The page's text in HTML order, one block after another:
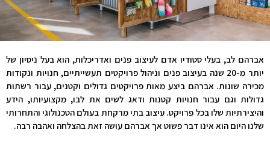
אברהם לב, בעלי סטודיו אדם לעיצוב פנים ואדריכלות, הוא בעל ניסיון של
יותר מ-20 שנה בעיצוב פנים וניהול פרויקטים תעשייתיים, חנויות ונקודות
מכירה שונות. אברהם ביצע מאות פרויקטים גדולים וקטנים, עבור רשתות
גדולות וגם עבור חנויות קטנות ודאג לשים את לבו, מקצועיותו, הידע
והיצירתיות שלו בכל פרויקט. עיצוב בתי מרקחת בעולם הטכנולוגי והתחרותי
שלנו היום הוא אינו דבר פשוט אך אברהם עושה זאת בהצלחה ואהבה רבה.